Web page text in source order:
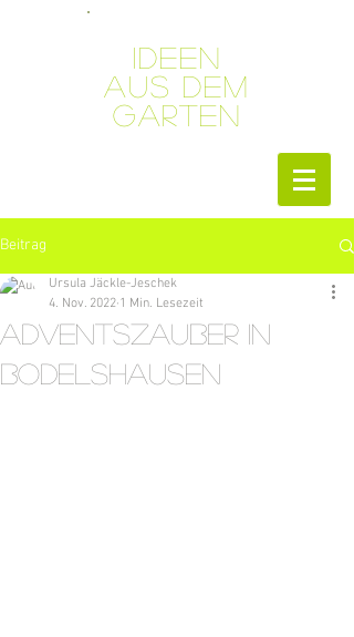
Ideen
aus dem
Garten
Beitrag
Adventszauber in
Bodelshausen
Ursula Jäckle-Jeschek
4. Nov. 2022 1 Min. Lesezeit